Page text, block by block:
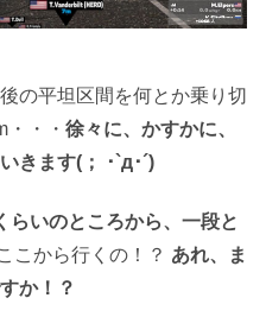
の平坦区間を何とか乗り切
・・ 徐々に、かすかに、
きます(； ･`д･´)
らいのところから、一段と
こから行くの！？ あれ、ま
か！？